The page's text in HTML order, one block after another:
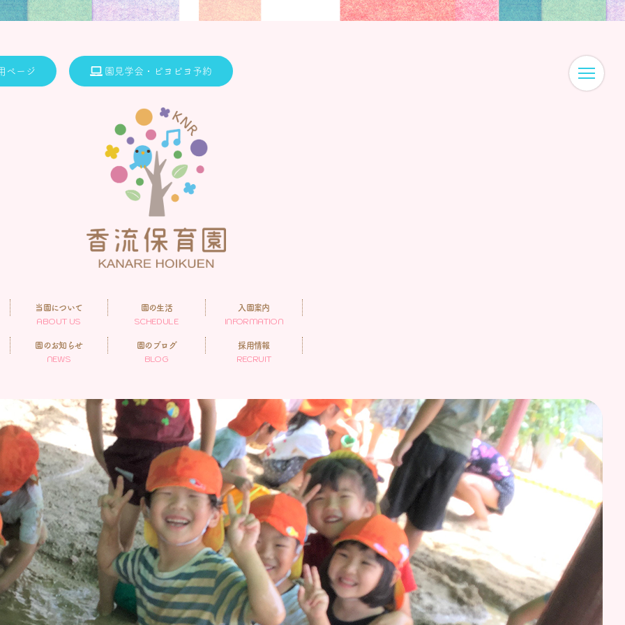
ページ 園見学会・ピヨピヨ予約
当園について
ABOUT US
園の生活
SCHEDULE
入園案内
INFORMATION
園のお知らせ
NEWS
園のブログ
BLOG
採用情報
RECRUIT